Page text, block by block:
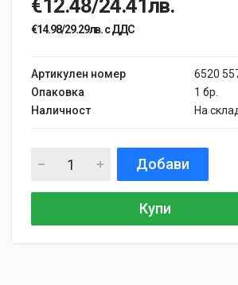
€12.48/24.41лв.
€14.98/29.29лв. с ДДС
Артикулен номер
6520
Опаковка
1 бр.
Наличност
На
Добави
Купи